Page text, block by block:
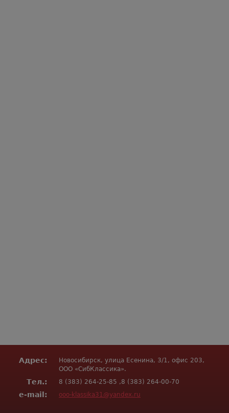
Адрес:
Новосибирск, улица Есенина, 3/1, офис 203,
ООО «СибКлассика».
Тел.: 8 (383) 264-25-85 ,8 (383) 264-00-70
e-mail: ooo-klassika31@yandex.ru